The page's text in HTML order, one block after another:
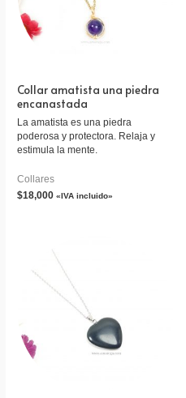
Collar amatista una piedra
encanastada
La amatista es una piedra
poderosa y protectora. Relaja y
estimula la mente.
Collares
$18,000 «IVA incluido»